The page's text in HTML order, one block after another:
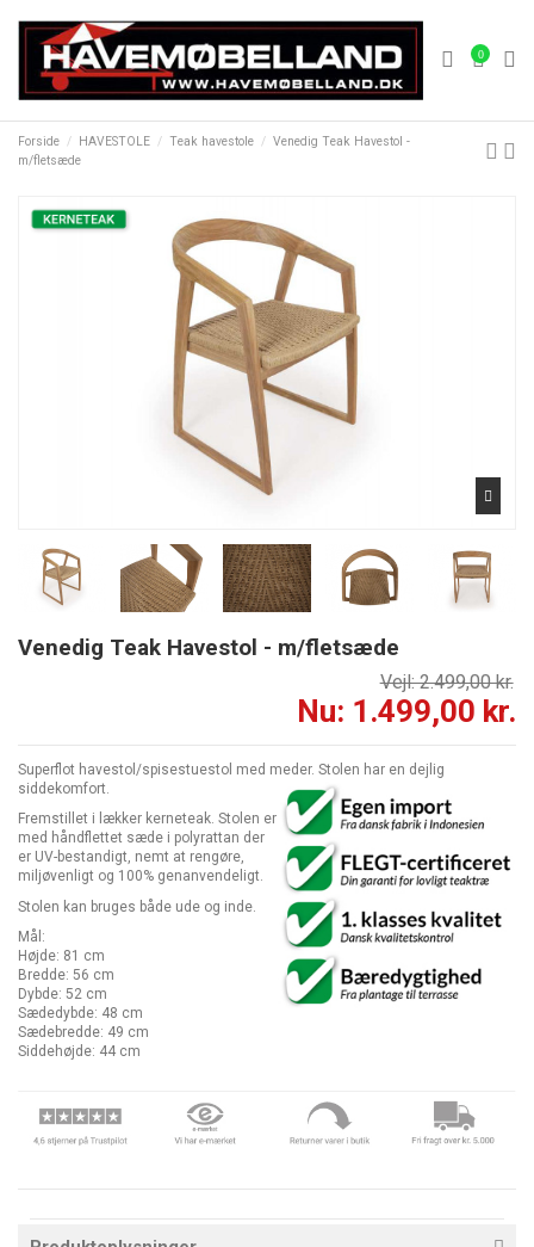
0
Forside HAVESTOLE Teak havestole
Venedig Teak Havestol -
m/fletsæde
Venedig Teak Havestol - m/fletsæde
Vejl: 2.499,00 kr.
Nu: 1.499,00 kr.
Superflot havestol/spisestuestol med meder. Stolen har en dejlig
siddekomfort.
Fremstillet i lækker kerneteak. Stolen er
med håndflettet sæde i polyrattan der
er UV-bestandigt, nemt at rengøre,
miljøvenligt og 100% genanvendeligt.
Stolen kan bruges både ude og inde.
Mål:
Højde: 81 cm
Bredde: 56 cm
Dybde: 52 cm
Sædedybde: 48 cm
Sædebredde: 49 cm
Siddehøjde: 44 cm